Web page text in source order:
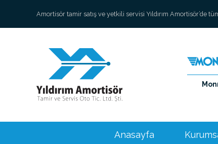
Amortisör tamir satış ve yetkili servisi Yıldırım Amortisör’de
Anasayfa